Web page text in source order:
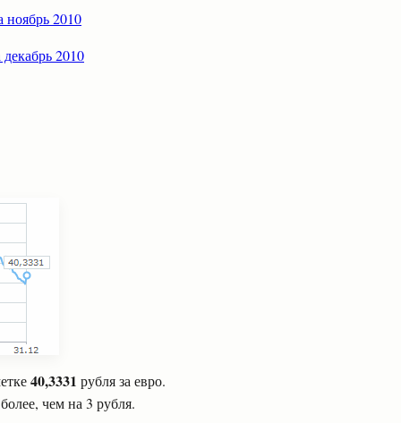
ноябрь 2010
2010
40,3331 рубля за евро.
чем на 3 рубля.